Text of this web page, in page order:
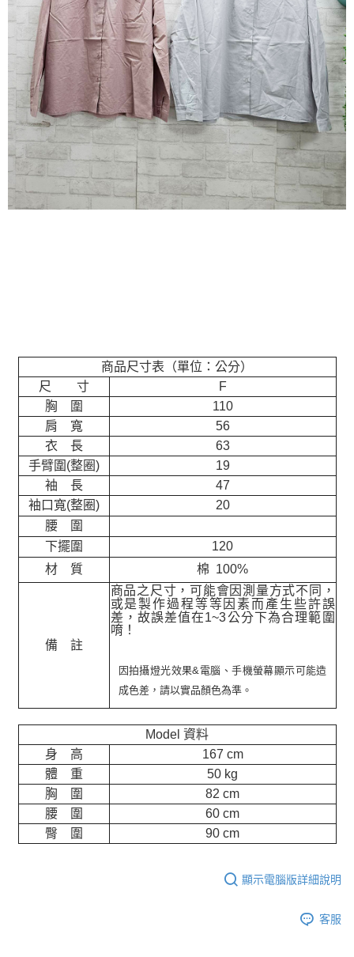
商品尺寸表（單位：公分）
尺 寸
F
胸 圍
110
肩 寬
56
衣 長
63
手臂圍(整圈)
19
袖 長
47
袖口寬(整圈)
20
腰 圍
下擺圍
120
材 質
棉 100%
備 註
商品之尺寸，可能會因測量方式不同，
或是製作過程等等因素而產生些許誤
差，故誤差值在1~3公分下為合理範圍
唷！
因拍攝燈光效果&電腦、手機螢幕顯示可能造
成色差，請以實品顏色為準。
Model 資料
身 高
167 cm
體 重
50 kg
胸 圍
82 cm
腰 圍
60 cm
臀 圍
90 cm
顯示電腦版詳細說明
客服